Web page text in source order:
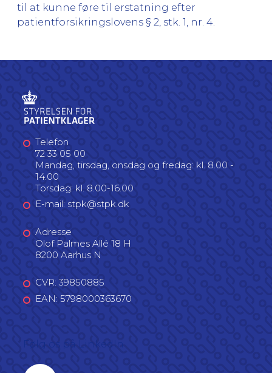
til at kunne føre til erstatning efter
patientforsikringslovens § 2, stk. 1, nr. 4.
Telefon
72 33 05 00
Mandag, tirsdag, onsdag og fredag: kl. 8.00 -
14.00
Torsdag: kl. 8.00-16.00
E-mail: stpk@stpk.dk
Adresse
Olof Palmes Allé 18 H
8200 Aarhus N
CVR: 39850885
EAN: 5798000363670
Linkedin profil